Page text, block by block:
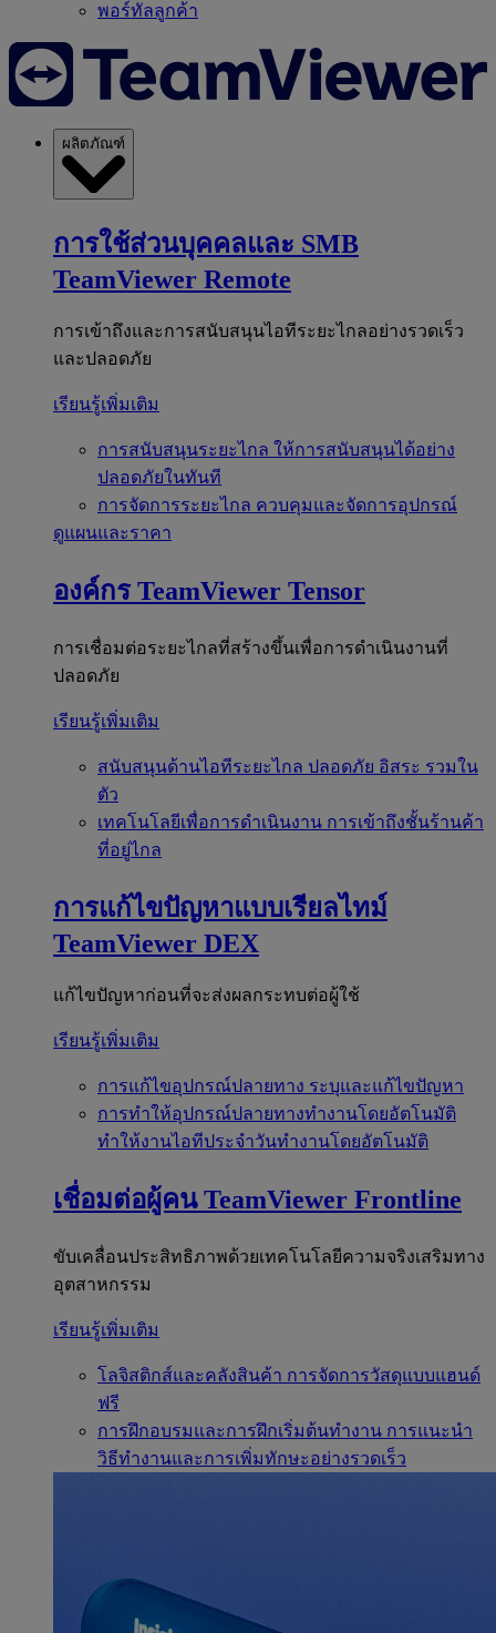
พอร์ทัลลูกค้า
ผลิตภัณฑ์
การใช้ส่วนบุคคลและ SMB
TeamViewer Remote
การเข้าถึงและการสนับสนุนไอทีระยะไกลอย่างรวดเร็ว
และปลอดภัย
เรียนรู้เพิ่มเติม
การสนับสนุนระยะไกล ให้การสนับสนุนได้อย่าง
ปลอดภัยในทันที
การจัดการระยะไกล ควบคุมและจัดการอุปกรณ์
ดูแผนและราคา
องค์กร TeamViewer Tensor
การเชื่อมต่อระยะไกลที่สร้างขึ้นเพื่อการดำเนินงานที่
ปลอดภัย
เรียนรู้เพิ่มเติม
สนับสนุนด้านไอทีระยะไกล ปลอดภัย อิสระ รวมใน
ตัว
เทคโนโลยีเพื่อการดำเนินงาน การเข้าถึงชั้นร้านค้า
ที่อยู่ไกล
การแก้ไขปัญหาแบบเรียลไทม์
TeamViewer DEX
แก้ไขปัญหาก่อนที่จะส่งผลกระทบต่อผู้ใช้
เรียนรู้เพิ่มเติม
การแก้ไขอุปกรณ์ปลายทาง ระบุและแก้ไขปัญหา
การทำให้อุปกรณ์ปลายทางทำงานโดยอัตโนมัติ
ทำให้งานไอทีประจำวันทำงานโดยอัตโนมัติ
เชื่อมต่อผู้คน TeamViewer Frontline
ขับเคลื่อนประสิทธิภาพด้วยเทคโนโลยีความจริงเสริมทาง
อุตสาหกรรม
เรียนรู้เพิ่มเติม
โลจิสติกส์และคลังสินค้า การจัดการวัสดุแบบแฮนด์
ฟรี
การฝึกอบรมและการฝึกเริ่มต้นทำงาน การแนะนำ
วิธีทำงานและการเพิ่มทักษะอย่างรวดเร็ว